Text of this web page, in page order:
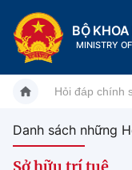
BỘ
MINISTRY
Hỏi đáp chính
Danh sách những